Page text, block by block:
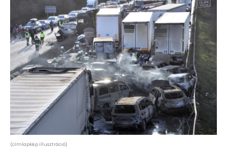
(címlapkép illusztráció)